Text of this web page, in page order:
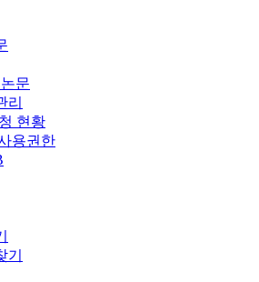
문
리
현황
용권한
기